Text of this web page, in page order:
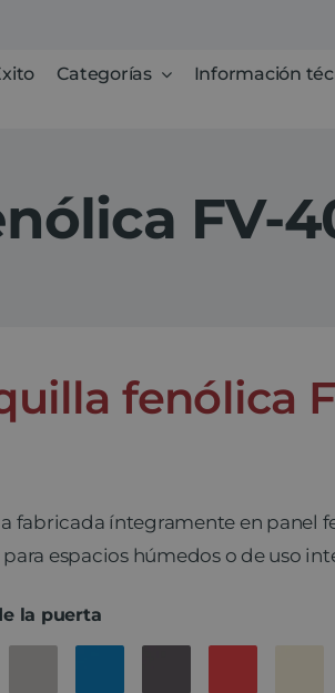
Categorías Información
FV-
fenólica
fabricada íntegramente en panel
espacios húmedos o de uso
la puerta